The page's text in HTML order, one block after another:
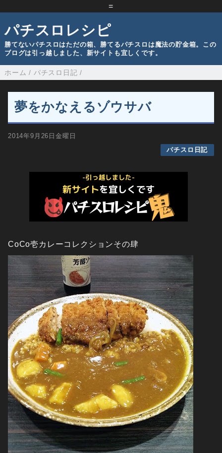
=
パチスロレシピ
勝てないパチスロはただの箱、勝てるパチスロは魔法の貯金箱。この
ブログは引っ越しました、新サイトも宜しくです。
ホーム / パチスロ日記 /
夢をかなえるゾウサバ
2014年9月26日金曜日
パチスロ日記
CoCo壱カレーコレクションその肆